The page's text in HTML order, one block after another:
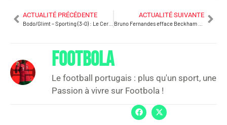
ACTUALITÉ PRÉCÉDENTE ACTUALITÉ SUIVANTE
FOOTBOLA
Le football portugais : plus qu'un sport, une
Passion à vivre sur Footbola !